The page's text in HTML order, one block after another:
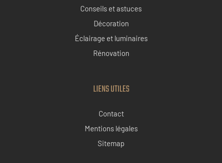
Conseils et astuces
Décoration
Éclairage et luminaires
Rénovation
LIENS UTILES
Contact
Mentions légales
Sitemap